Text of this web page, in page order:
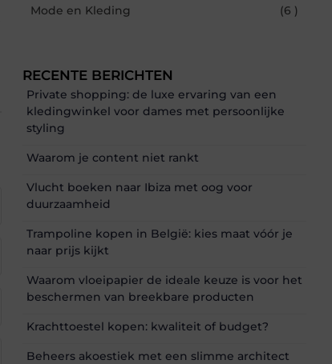
Mode en Kleding
(6 )
RECENTE BERICHTEN
Private shopping: de luxe ervaring van een
kledingwinkel voor dames met persoonlijke
styling
Waarom je content niet rankt
Vlucht boeken naar Ibiza met oog voor
duurzaamheid
Trampoline kopen in België: kies maat vóór je
naar prijs kijkt
Waarom vloeipapier de ideale keuze is voor het
beschermen van breekbare producten
Krachttoestel kopen: kwaliteit of budget?
Beheers akoestiek met een slimme architect